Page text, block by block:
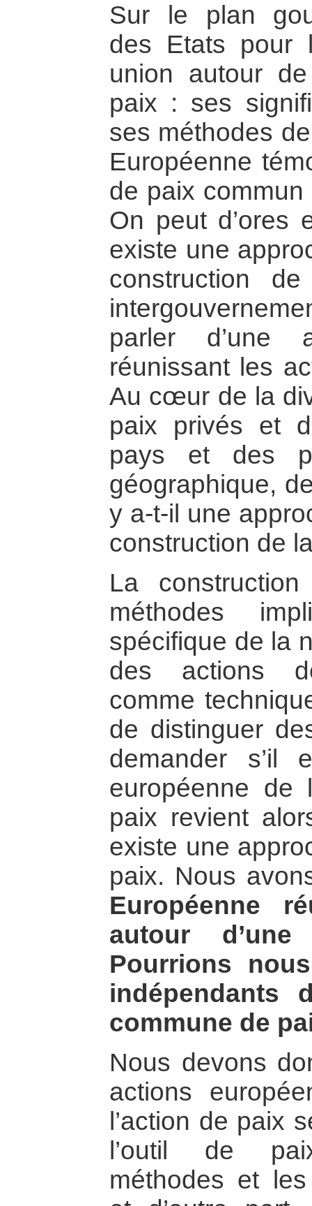
Sur le plan
des Etats pour
union autour
paix : ses
ses méthodes
Européenne
de paix
On peut d’ores
existe une
construction
parler d’une
réunissant les
Au cœur de la
paix privés et
pays et des
géographique,
y a-t-il une
construction de
La
méthodes
spécifique de la
des actions
comme
de distinguer
demander s’il
européenne de
paix revient
existe une
paix. Nous
Européenne
autour
Pourrions
indépendants
commune de
Nous devons
actions
l’action de paix
l’outil de
méthodes et